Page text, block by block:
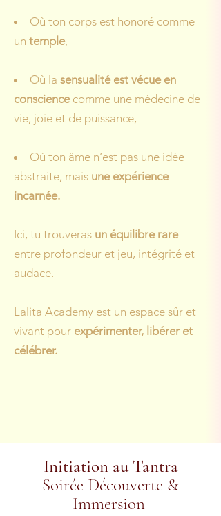
Où ton corps est honoré comme
un temple,
Où la sensualité est vécue en
consciencecomme une médecine de
vie, joie et de puissance,
Où ton âme n’est pas une idée
abstraite, mais une expérience
incarnée.
Ici, tu trouveras un équilibre rare
entre profondeur et jeu, intégrité et
audace.
Lalita Academy est un espace sûr et
vivant pour expérimenter, libérer et
célébrer.
Initiation au Tantra
Soirée Découverte &
Immersion